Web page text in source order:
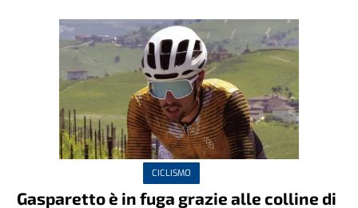
CICLISMO
Gasparetto è in fuga grazie alle colline di